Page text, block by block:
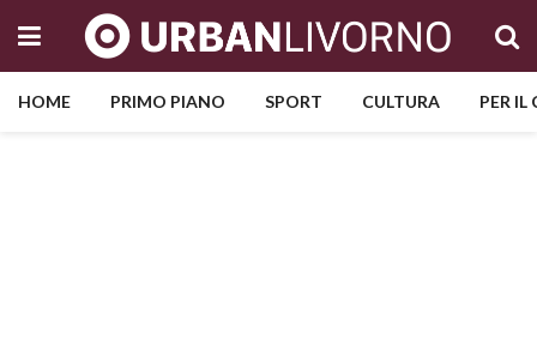
HOME PRIMO PIANO SPORT CULTURA PER